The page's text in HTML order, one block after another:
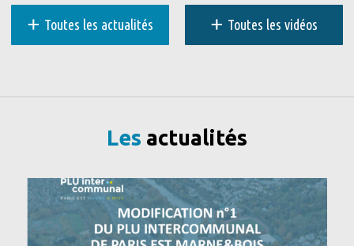
+ Toutes les actualités + Toutes les vidéos
Les actualités